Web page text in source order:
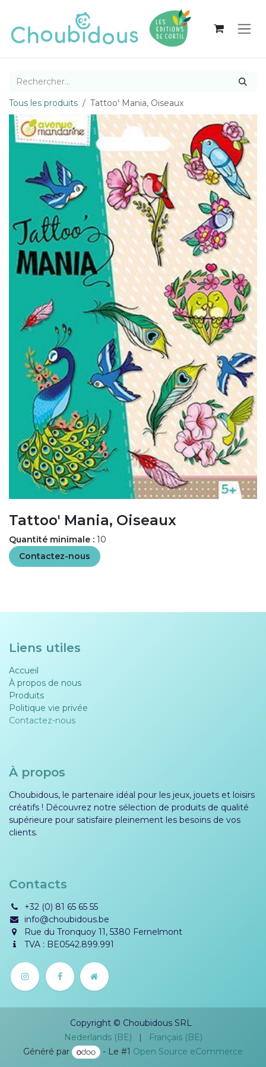
Tous les produits Tattoo' Mania, Oiseaux
Tattoo' Mania, Oiseaux
Quantité minimale : 10
Contactez-nous
Liens utiles
Accueil
À propos de nous
Produits
Politique vie privée​​
Contactez-nous
À propos
Choubidous, le partenaire idéal pour les jeux, jouets et loisirs
créatifs ! Découvrez notre sélection de produits de qualité
supérieure pour satisfaire pleinement les besoins de vos
clients.
Contacts
+32 (0) 81 65 65 55
info@choubidous.be
Rue du Tronquoy 11, 5380 Fernelmont
TVA : BE0542.899.991
Copyright © Choubidous SRL
Nederlands (BE)
Français (BE)
Généré par
- Le #1 Open Source eCommerce